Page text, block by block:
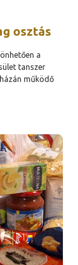
osztás
a
tanszer
működő